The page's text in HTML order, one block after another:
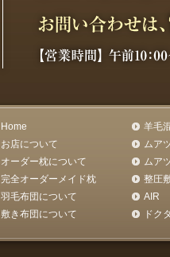
Home
お店について
オーダー枕について
完全オーダーメイド枕
羽毛布団について
敷き布団について
羊毛
ムア
ムア
整圧
AIR
ドク